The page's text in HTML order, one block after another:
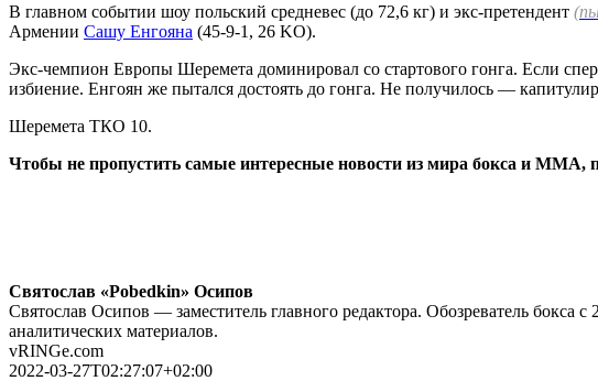
В главном событии шоу польский средневес (до 72,6 кг) и экс-претендент (
Армении Сашу Енгояна (45-9-1, 26 KO).
Экс-чемпион Европы Шеремета доминировал со стартового гонга. Если
избиение. Енгоян же пытался достоять до гонга. Не получилось —
Шеремета ТКО 10.
Чтобы не пропустить самые интересные новости из мира бокса и ММА,
Святослав «Pobedkin» Осипов
Святослав Осипов — заместитель главного редактора. Обозреватель бокса
аналитических материалов.
vRINGe.com
2022-03-27T02:27:07+02:00